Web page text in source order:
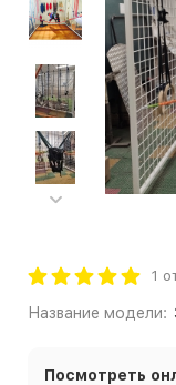
1
Название модели:
Посмотреть